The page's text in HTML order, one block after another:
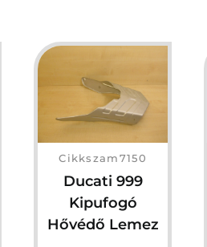
Cikkszam7150
Ducati 999
Kipufogó
Hővédő Lemez